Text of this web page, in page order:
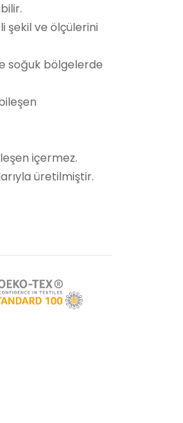
şekil ve ölçülerini
soğuk bölgelerde
içermez.
üretilmiştir.